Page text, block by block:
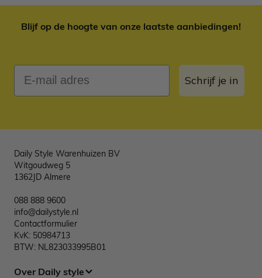
Blijf op de hoogte van onze laatste aanbiedingen!
E-mail adres
Schrijf je in
Daily Style Warenhuizen BV
Witgoudweg 5
1362JD Almere
088 888 9600
info@dailystyle.nl
Contactformulier
KvK: 50984713
BTW: NL823033995B01
Over Daily style